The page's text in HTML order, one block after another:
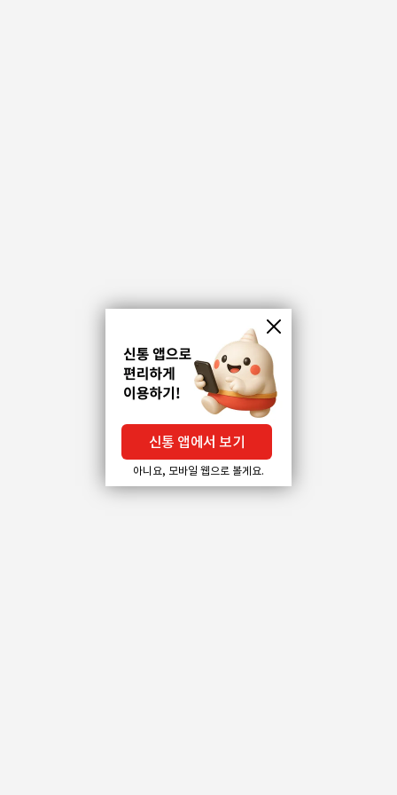
신통 앱에서 보기
아니요, 모바일 웹으로 볼게요.